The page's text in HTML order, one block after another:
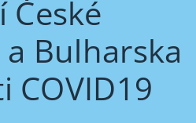
České
Bulharska
COVID19